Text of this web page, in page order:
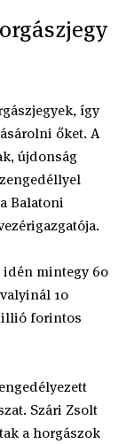
így
őket. A
újdonság
Balatoni
idén mintegy 60
10
forintos
Szári Zsolt
a horgászok